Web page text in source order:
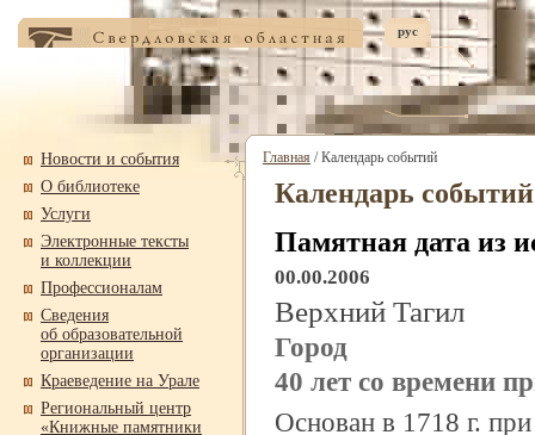
рус
Новости и события
О библиотеке
Услуги
Электронные тексты
и коллекции
Профессионалам
Сведения
об образовательной
организации
Краеведение на Урале
Региональный центр
«Книжные памятники
Главная / Календарь событий
Календарь событий
Памятная дата из
00.00.2006
Верхний Тагил
Город
40 лет со времени
Основан в 1718 г.